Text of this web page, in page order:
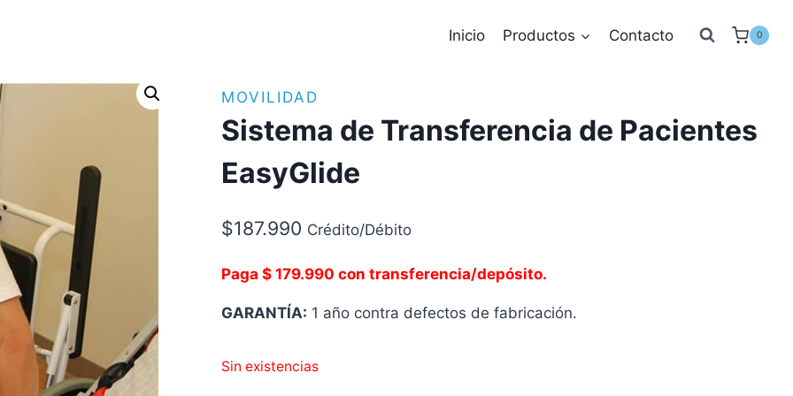
Inicio Productos Contacto 0
MOVILIDAD
Sistema de Transferencia de Pacientes
EasyGlide
$187.990 Crédito/Débito
Paga $ 179.990 con transferencia/depósito.
GARANTÍA: 1 año contra defectos de fabricación.
Sin existencias